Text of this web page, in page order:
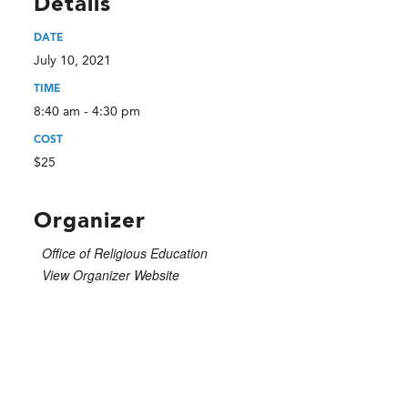
Details
DATE
July 10, 2021
TIME
8:40 am - 4:30 pm
COST
$25
Organizer
Office of Religious Education
View Organizer Website